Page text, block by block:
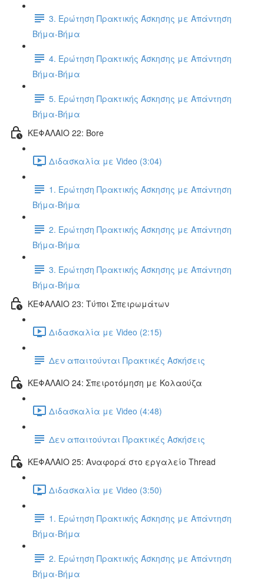
3. Ερώτηση Πρακτικής Άσκησης με Απάντηση
Βήμα-Βήμα
4. Ερώτηση Πρακτικής Άσκησης με Απάντηση
Βήμα-Βήμα
5. Ερώτηση Πρακτικής Άσκησης με Απάντηση
Βήμα-Βήμα
ΚΕΦΑΛΑΙΟ 22: Bore
Διδασκαλία με Video (3:04)
1. Ερώτηση Πρακτικής Άσκησης με Απάντηση
Βήμα-Βήμα
2. Ερώτηση Πρακτικής Άσκησης με Απάντηση
Βήμα-Βήμα
3. Ερώτηση Πρακτικής Άσκησης με Απάντηση
Βήμα-Βήμα
ΚΕΦΑΛΑΙΟ 23: Τύποι Σπειρωμάτων
Διδασκαλία με Video (2:15)
Δεν απαιτούνται Πρακτικές Ασκήσεις
ΚΕΦΑΛΑΙΟ 24: Σπειροτόμηση με Κολαούζα
Διδασκαλία με Video (4:48)
Δεν απαιτούνται Πρακτικές Ασκήσεις
ΚΕΦΑΛΑΙΟ 25: Αναφορά στο εργαλείο Thread
Διδασκαλία με Video (3:50)
1. Ερώτηση Πρακτικής Άσκησης με Απάντηση
Βήμα-Βήμα
2. Ερώτηση Πρακτικής Άσκησης με Απάντηση
Βήμα-Βήμα